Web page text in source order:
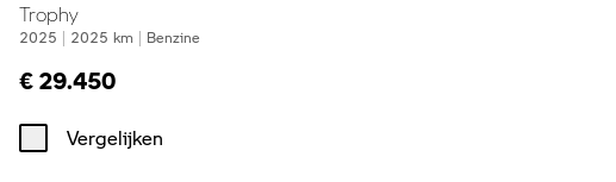
Trophy
2025 | 2025 km | Benzine
€ 29.450
Vergelijken